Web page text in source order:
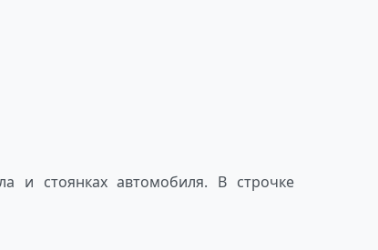
и стоянках автомобиля. В строчке